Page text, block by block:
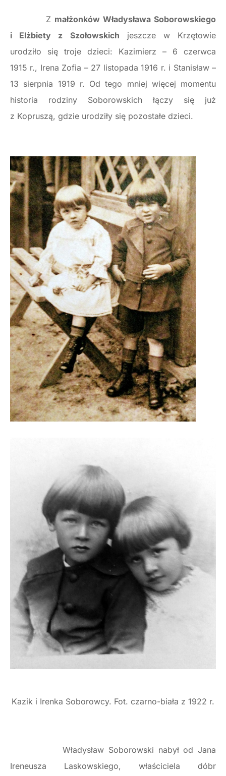
Z małżonków Władysława Soborowskiego
i Elżbiety z Szołowskich jeszcze w Krzętowie
urodziło się troje dzieci: Kazimierz – 6 czerwca
1915 r., Irena Zofia – 27 listopada 1916 r. i Stanisław –
13 sierpnia 1919 r. Od tego mniej więcej momentu
historia rodziny Soborowskich łączy się już
z Kopruszą, gdzie urodziły się pozostałe dzieci.
Kazik i Irenka Soborowcy. Fot. czarno-biała z 1922 r.
Władysław Soborowski nabył od Jana
Ireneusza Laskowskiego, właściciela dóbr